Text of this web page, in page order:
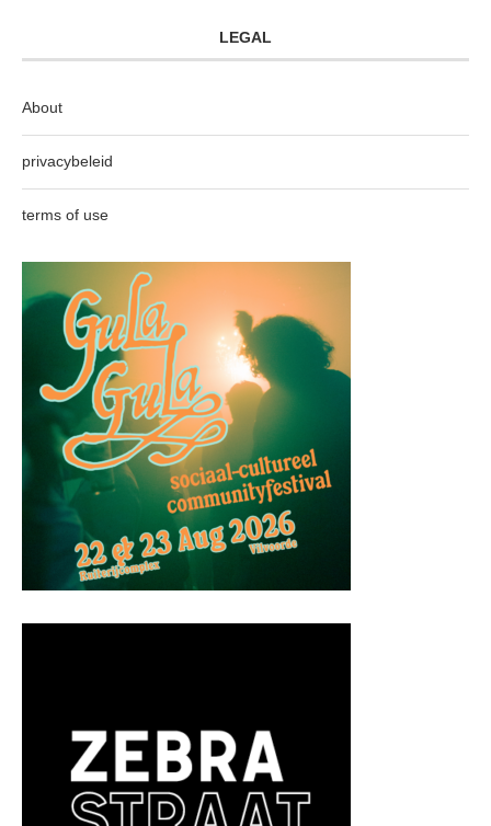
LEGAL
About
privacybeleid
terms of use